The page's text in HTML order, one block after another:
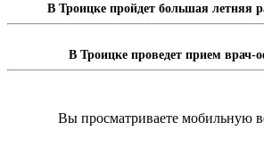
В Троицке пройдет большая летняя
В Троицке проведет прием врач-
Вы просматриваете мобильную